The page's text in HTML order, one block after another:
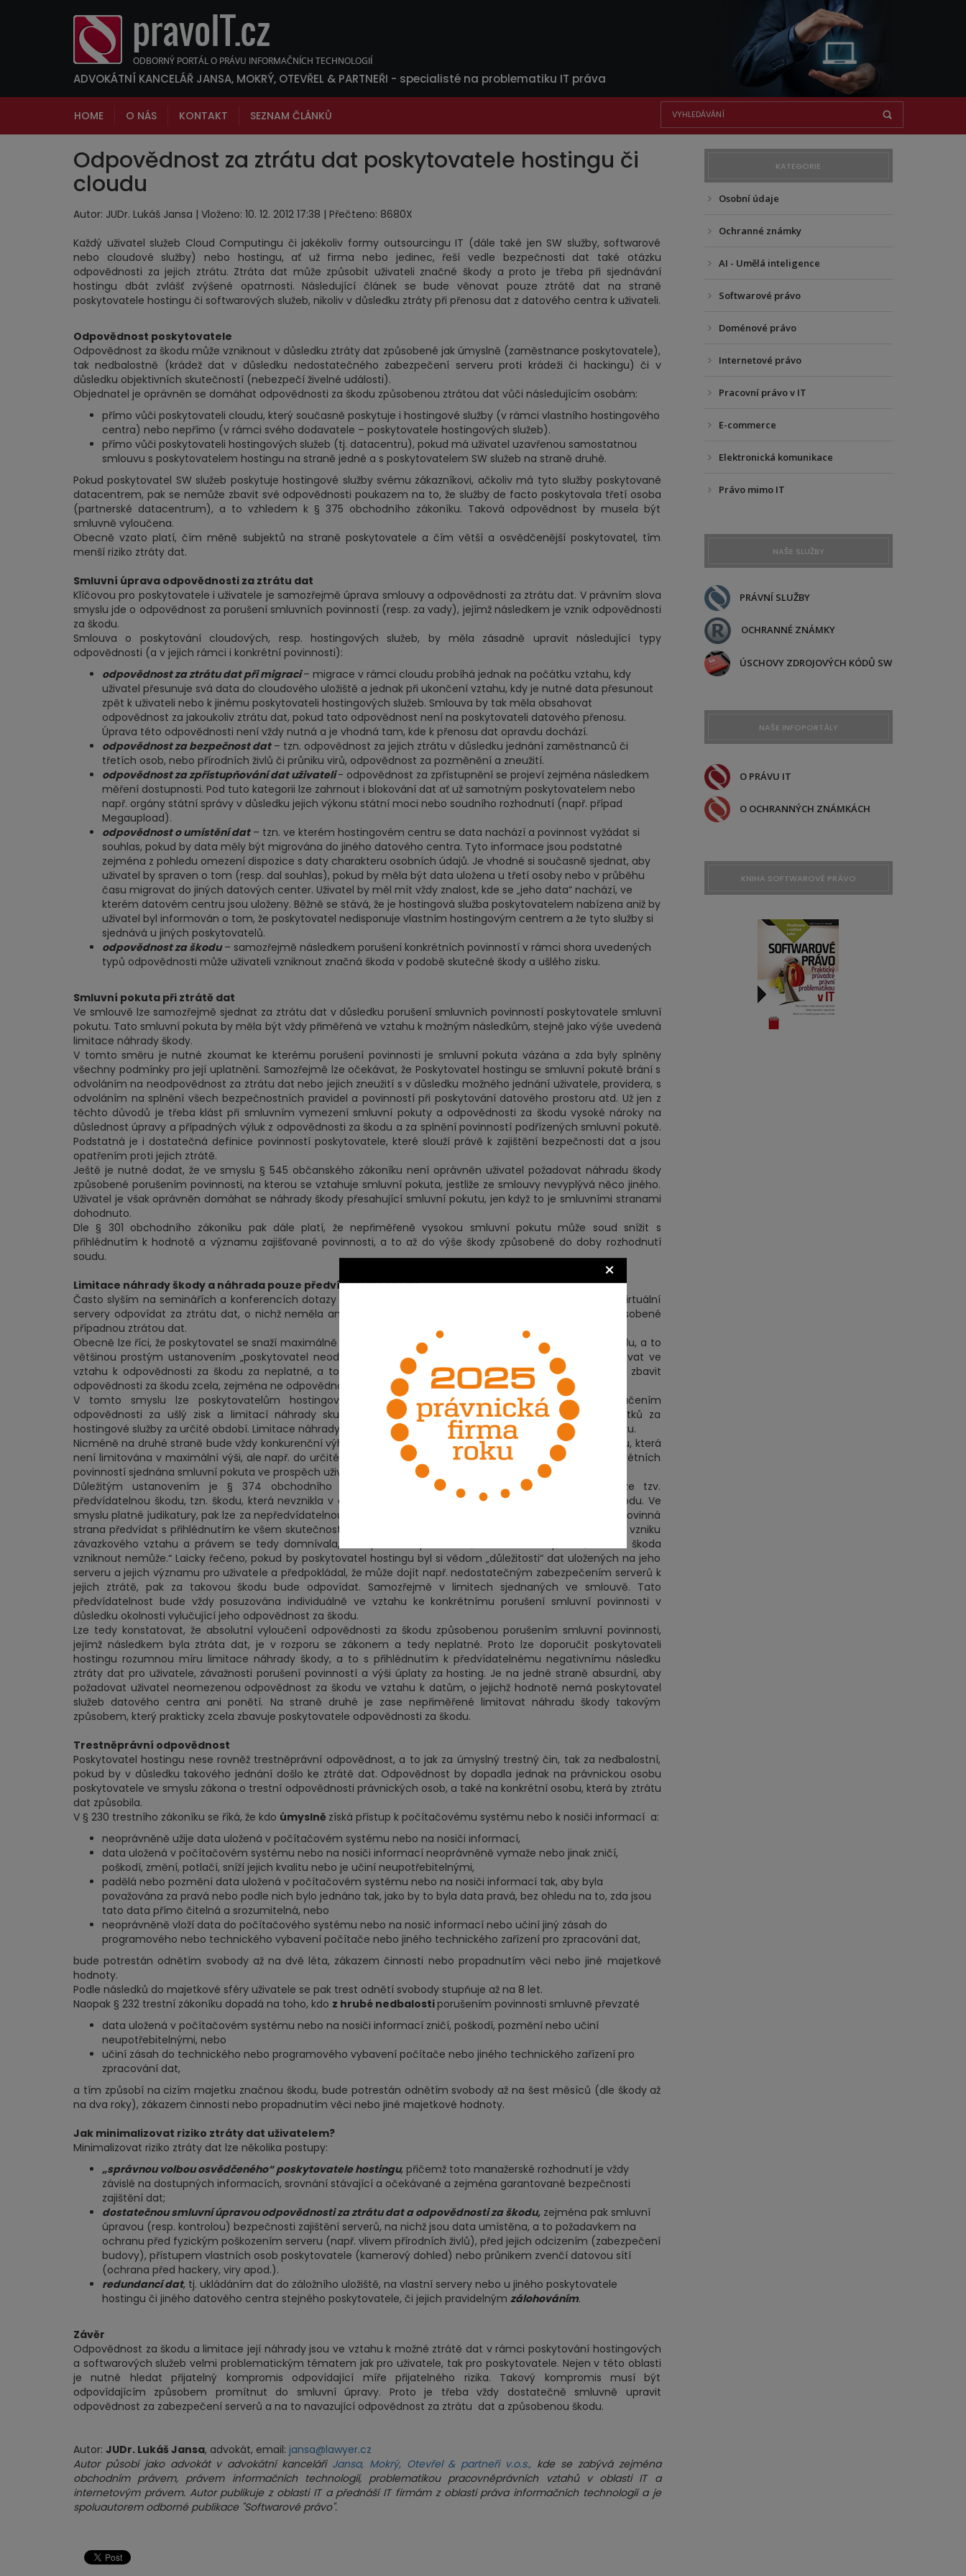
×
ADVOKÁTNÍ KANCELÁŘ JANSA, MOKRÝ, OTEVŘEL & PARTNEŘI - specialisté na problematiku IT práva
HOME O NÁS KONTAKT SEZNAM ČLÁNKŮ
Odpovědnost za ztrátu dat poskytovatele hostingu či
cloudu
Autor: JUDr. Lukáš Jansa | Vloženo: 10. 12. 2012 17:38 | Přečteno: 8680X
Každý uživatel služeb Cloud Computingu či jakékoliv formy outsourcingu IT (dále také jen SW služby, softwarové
nebo cloudové služby) nebo hostingu, ať už firma nebo jedinec, řeší vedle bezpečnosti dat také otázku
odpovědnosti za jejich ztrátu. Ztráta dat může způsobit uživateli značné škody a proto je třeba při sjednávání
hostingu dbát zvlášť zvýšené opatrnosti. Následující článek se bude věnovat pouze ztrátě dat na straně
poskytovatele hostingu či softwarových služeb, nikoliv v důsledku ztráty při přenosu dat z datového centra k uživateli.
Odpovědnost poskytovatele
Odpovědnost za škodu může vzniknout v důsledku ztráty dat způsobené jak úmyslně (zaměstnance poskytovatele),
tak nedbalostně (krádež dat v důsledku nedostatečného zabezpečení serveru proti krádeži či hackingu) či v
důsledku objektivních skutečností (nebezpečí živelné události).
Objednatel je oprávněn se domáhat odpovědnosti za škodu způsobenou ztrátou dat vůči následujícím osobám:
přímo vůči poskytovateli cloudu, který současně poskytuje i hostingové služby (v rámci vlastního hostingového
centra) nebo nepřímo (v rámci svého dodavatele – poskytovatele hostingových služeb).
přímo vůči poskytovateli hostingových služeb (tj. datacentru), pokud má uživatel uzavřenou samostatnou
smlouvu s poskytovatelem hostingu na straně jedné a s poskytovatelem SW služeb na straně druhé.
Pokud poskytovatel SW služeb poskytuje hostingové služby svému zákazníkovi, ačkoliv má tyto služby poskytované
datacentrem, pak se nemůže zbavit své odpovědnosti poukazem na to, že služby de facto poskytovala třetí osoba
(partnerské datacentrum), a to vzhledem k § 375 obchodního zákoníku. Taková odpovědnost by musela být
smluvně vyloučena.
Obecně vzato platí, čím měně subjektů na straně poskytovatele a čím větší a osvědčenější poskytovatel, tím
menší riziko ztráty dat.
Smluvní úprava odpovědnosti za ztrátu dat
Klíčovou pro poskytovatele i uživatele je samozřejmě úprava smlouvy a odpovědnosti za ztrátu dat. V právním slova
smyslu jde o odpovědnost za porušení smluvních povinností (resp. za vady), jejímž následkem je vznik odpovědnosti
za škodu.
Smlouva o poskytování cloudových, resp. hostingových služeb, by měla zásadně upravit následující typy
odpovědnosti (a v jejich rámci i konkrétní povinnosti):
odpovědnost za ztrátu dat při migraci– migrace v rámci cloudu probíhá jednak na počátku vztahu, kdy
uživatel přesunuje svá data do cloudového uložiště a jednak při ukončení vztahu, kdy je nutné data přesunout
zpět k uživateli nebo k jinému poskytovateli hostingových služeb. Smlouva by tak měla obsahovat
odpovědnost za jakoukoliv ztrátu dat, pokud tato odpovědnost není na poskytovateli datového přenosu.
Úprava této odpovědnosti není vždy nutná a je vhodná tam, kde k přenosu dat opravdu dochází.
odpovědnost za bezpečnost dat– tzn. odpovědnost za jejich ztrátu v důsledku jednání zaměstnanců či
třetích osob, nebo přírodních živlů či průniku virů, odpovědnost za pozměnění a zneužití.
odpovědnost za zpřístupňování dat uživateli- odpovědnost za zpřístupnění se projeví zejména následkem
měření dostupnosti. Pod tuto kategorii lze zahrnout i blokování dat ať už samotným poskytovatelem nebo
např. orgány státní správy v důsledku jejich výkonu státní moci nebo soudního rozhodnutí (např. případ
Megaupload).
odpovědnost o umístění dat– tzn. ve kterém hostingovém centru se data nachází a povinnost vyžádat si
souhlas, pokud by data měly být migrována do jiného datového centra. Tyto informace jsou podstatné
zejména z pohledu omezení dispozice s daty charakteru osobních údajů. Je vhodné si současně sjednat, aby
uživatel by spraven o tom (resp. dal souhlas), pokud by měla být data uložena u třetí osoby nebo v průběhu
času migrovat do jiných datových center. Uživatel by měl mít vždy znalost, kde se „jeho data“ nachází, ve
kterém datovém centru jsou uloženy. Běžně se stává, že je hostingová služba poskytovatelem nabízena aniž by
uživatel byl informován o tom, že poskytovatel nedisponuje vlastním hostingovým centrem a že tyto služby si
sjednává u jiných poskytovatelů.
odpovědnost za škodu– samozřejmě následkem porušení konkrétních povinností v rámci shora uvedených
typů odpovědnosti může uživateli vzniknout značná škoda v podobě skutečné škody a ušlého zisku.
Smluvní pokuta při ztrátě dat
Ve smlouvě lze samozřejmě sjednat za ztrátu dat v důsledku porušení smluvních povinností poskytovatele smluvní
pokutu. Tato smluvní pokuta by měla být vždy přiměřená ve vztahu k možným následkům, stejně jako výše uvedená
limitace náhrady škody.
V tomto směru je nutné zkoumat ke kterému porušení povinnosti je smluvní pokuta vázána a zda byly splněny
všechny podmínky pro její uplatnění. Samozřejmě lze očekávat, že Poskytovatel hostingu se smluvní pokutě brání s
odvoláním na neodpovědnost za ztrátu dat nebo jejich zneužití s v důsledku možného jednání uživatele, providera, s
odvoláním na splnění všech bezpečnostních pravidel a povinností při poskytování datového prostoru atd. Už jen z
těchto důvodů je třeba klást při smluvním vymezení smluvní pokuty a odpovědnosti za škodu vysoké nároky na
důslednost úpravy a případných výluk z odpovědnosti za škodu a za splnění povinností podřízených smluvní pokutě.
Podstatná je i dostatečná definice povinností poskytovatele, které slouží právě k zajištění bezpečnosti dat a jsou
opatřením proti jejich ztrátě.
Ještě je nutné dodat, že ve smyslu § 545 občanského zákoníku není oprávněn uživatel požadovat náhradu škody
způsobené porušením povinnosti, na kterou se vztahuje smluvní pokuta, jestliže ze smlouvy nevyplývá něco jiného.
Uživatel je však oprávněn domáhat se náhrady škody přesahující smluvní pokutu, jen když to je smluvními stranami
dohodnuto.
Dle § 301 obchodního zákoníku pak dále platí, že nepřiměřeně vysokou smluvní pokutu může soud snížit s
přihlédnutím k hodnotě a významu zajišťované povinnosti, a to až do výše škody způsobené do doby rozhodnutí
soudu.
Limitace náhrady škody a náhrada pouze předvídatelné škody
Často slyším na seminářích a konferencích dotazy typu: Jak může naše společnost poskytující hosting či virtuální
servery odpovídat za ztrátu dat, o nichž neměla ani tušení a jaká je výše naší odpovědnosti za škody způsobené
případnou ztrátou dat.
Obecně lze říci, že poskytovatel se snaží maximálně limitovat svou odpovědnost za ztrátu dat a tím i za škodu, a to
většinou prostým ustanovením „poskytovatel neodpovídá za ztrátu dat“. Toto ustanovení však lze považovat ve
vztahu k odpovědnosti za škodu za neplatné, a to vzhledem k § 386 obchodního zákoníku, kdy se nelze zbavit
odpovědnosti za škodu zcela, zejména ne odpovědnosti za škodu způsobenou úmyslně.
V tomto smyslu lze poskytovatelům hostingových služeb doporučit limitaci náhrady škody vyloučením
odpovědnosti za ušlý zisk a limitací náhrady skutečné škody konkrétní částkou, např. součtem poplatků za
hostingové služby za určité období. Limitace náhrady škody je přípustná v souladu s § 386 obchodního zákoníku.
Nicméně na druhé straně bude vždy konkurenční výhodou konkrétního poskytovatele i odpovědnost za škodu, která
není limitována v maximální výši, ale např. do určité přiměřené částky nebo kdy je pro případ porušení konkrétních
povinností sjednána smluvní pokuta ve prospěch uživatele.
Důležitým ustanovením je § 374 obchodního zákoníku, který stanoví povinnost nahrazovat pouze tzv.
předvídatelnou škodu, tzn. škodu, která nevznikla v důsledku okolností vylučujících jeho odpovědnost za škodu. Ve
smyslu platné judikatury, pak lze za nepředvídatelnou škodou „považovat takovou škodu, jejíž vznik nemohla povinná
strana předvídat s přihlédnutím ke všem skutečnostem, které znala nebo měla při obvyklé péči znát v době vzniku
závazkového vztahu a právem se tedy domnívala, že z porušení povinnosti, kterého se dopustila, taková škoda
vzniknout nemůže.“ Laicky řečeno, pokud by poskytovatel hostingu byl si vědom „důležitosti“ dat uložených na jeho
serveru a jejich významu pro uživatele a předpokládal, že může dojít např. nedostatečným zabezpečením serverů k
jejich ztrátě, pak za takovou škodu bude odpovídat. Samozřejmě v limitech sjednaných ve smlouvě. Tato
předvídatelnost bude vždy posuzována individuálně ve vztahu ke konkrétnímu porušení smluvní povinnosti v
důsledku okolnosti vylučující jeho odpovědnost za škodu.
Lze tedy konstatovat, že absolutní vyloučení odpovědnosti za škodu způsobenou porušením smluvní povinnosti,
jejímž následkem byla ztráta dat, je v rozporu se zákonem a tedy neplatné. Proto lze doporučit poskytovateli
hostingu rozumnou míru limitace náhrady škody, a to s přihlédnutím k předvídatelnému negativnímu následku
ztráty dat pro uživatele, závažnosti porušení povinností a výši úplaty za hosting. Je na jedné straně absurdní, aby
požadovat uživatel neomezenou odpovědnost za škodu ve vztahu k datům, o jejichž hodnotě nemá poskytovatel
služeb datového centra ani ponětí. Na straně druhé je zase nepřiměřené limitovat náhradu škody takovým
způsobem, který prakticky zcela zbavuje poskytovatele odpovědnosti za škodu.
Trestněprávní odpovědnost
Poskytovatel hostingu nese rovněž trestněprávní odpovědnost, a to jak za úmyslný trestný čin, tak za nedbalostní,
pokud by v důsledku takového jednání došlo ke ztrátě dat. Odpovědnost by dopadla jednak na právnickou osobu
poskytovatele ve smyslu zákona o trestní odpovědnosti právnických osob, a také na konkrétní osobu, která by ztrátu
dat způsobila.
V § 230 trestního zákoníku se říká, že kdo úmyslně získá přístup k počítačovému systému nebo k nosiči informací a:
neoprávněně užije data uložená v počítačovém systému nebo na nosiči informací,
data uložená v počítačovém systému nebo na nosiči informací neoprávněně vymaže nebo jinak zničí,
poškodí, změní, potlačí, sníží jejich kvalitu nebo je učiní neupotřebitelnými,
padělá nebo pozmění data uložená v počítačovém systému nebo na nosiči informací tak, aby byla
považována za pravá nebo podle nich bylo jednáno tak, jako by to byla data pravá, bez ohledu na to, zda jsou
tato data přímo čitelná a srozumitelná, nebo
neoprávněně vloží data do počítačového systému nebo na nosič informací nebo učiní jiný zásah do
programového nebo technického vybavení počítače nebo jiného technického zařízení pro zpracování dat,
bude potrestán odnětím svobody až na dvě léta, zákazem činnosti nebo propadnutím věci nebo jiné majetkové
hodnoty.
Podle následků do majetkové sféry uživatele se pak trest odnětí svobody stupňuje až na 8 let.
Naopak § 232 trestní zákoníku dopadá na toho, kdo z hrubé nedbalostiporušením povinnosti smluvně převzaté
data uložená v počítačovém systému nebo na nosiči informací zničí, poškodí, pozmění nebo učiní
neupotřebitelnými, nebo
učiní zásah do technického nebo programového vybavení počítače nebo jiného technického zařízení pro
zpracování dat,
a tím způsobí na cizím majetku značnou škodu, bude potrestán odnětím svobody až na šest měsíců (dle škody až
na dva roky), zákazem činnosti nebo propadnutím věci nebo jiné majetkové hodnoty.
Jak minimalizovat riziko ztráty dat uživatelem?
Minimalizovat riziko ztráty dat lze několika postupy:
„správnou volbou osvědčeného“ poskytovatele hostingu, přičemž toto manažerské rozhodnutí je vždy
závislé na dostupných informacích, srovnání stávající a očekávané a zejména garantované bezpečnosti
zajištění dat;
dostatečnou smluvní úpravou odpovědnosti za ztrátu dat a odpovědnosti za škodu, zejména pak smluvní
úpravou (resp. kontrolou) bezpečnosti zajištění serverů, na nichž jsou data umístěna, a to požadavkem na
ochranu před fyzickým poškozením serveru (např. vlivem přírodních živlů), před jejich odcizením (zabezpečení
budovy), přístupem vlastních osob poskytovatele (kamerový dohled) nebo průnikem zvenčí datovou sítí
(ochrana před hackery, viry apod.).
redundancí dat, tj. ukládáním dat do záložního uložiště, na vlastní servery nebo u jiného poskytovatele
hostingu či jiného datového centra stejného poskytovatele, či jejich pravidelným zálohováním.
Závěr
Odpovědnost za škodu a limitace její náhrady jsou ve vztahu k možné ztrátě dat v rámci poskytování hostingových
a softwarových služeb velmi problematickým tématem jak pro uživatele, tak pro poskytovatele. Nejen v této oblasti
je nutné hledat přijatelný kompromis odpovídající míře přijatelného rizika. Takový kompromis musí být
odpovídajícím způsobem promítnut do smluvní úpravy. Proto je třeba vždy dostatečně smluvně upravit
odpovědnost za zabezpečení serverů a na to navazující odpovědnost za ztrátu dat a způsobenou škodu.
Autor: JUDr. Lukáš Jansa, advokát, email: jansa@lawyer.cz
Autor působí jako advokát v advokátní kanceláři Jansa, Mokrý, Otevřel & partneři v.o.s., kde se zabývá zejména
obchodním právem, právem informačních technologií, problematikou pracovněprávních vztahů v oblasti IT a
internetovým právem. Autor publikuje z oblasti IT a přednáší IT firmám z oblasti práva informačních technologií a je
spoluautorem odborné publikace "Softwarové právo".
KATEGORIE
Osobní údaje
Ochranné známky
AI - Umělá inteligence
Softwarové právo
Doménové právo
Internetové právo
Pracovní právo v IT
E-commerce
Elektronická komunikace
Právo mimo IT
NAŠE SLUŽBY
PRÁVNÍ SLUŽBY
OCHRANNÉ ZNÁMKY
ÚSCHOVY ZDROJOVÝCH KÓDŮ SW
NAŠE INFOPORTÁLY
O PRÁVU IT
O OCHRANNÝCH ZNÁMKÁCH
KNIHA SOFTWAROVÉ PRÁVO